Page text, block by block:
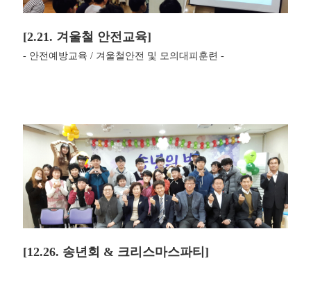
[2.21. 겨울철 안전교육]
- 안전예방교육 / 겨울철안전 및 모의대피훈련 -
[12.26. 송년회 & 크리스마스파티]